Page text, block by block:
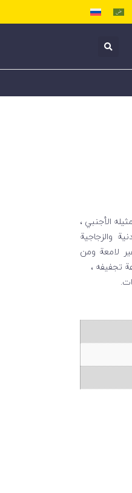
الأجنبي ،
والزجاجية
لامعة ومن
تجفيفه ،